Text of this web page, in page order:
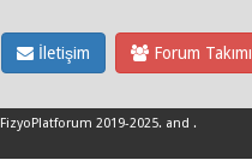
İletişim Forum Takımı
FizyoPlatforum 2019-2025. and .